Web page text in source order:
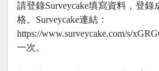
請登錄Surveycake填寫資料，登
格。Surveycake連結：
https://www.surveycake.com/s/
一次。